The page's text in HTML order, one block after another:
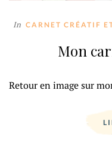
In CARNET CRÉATIF
Mon
Retour en image sur